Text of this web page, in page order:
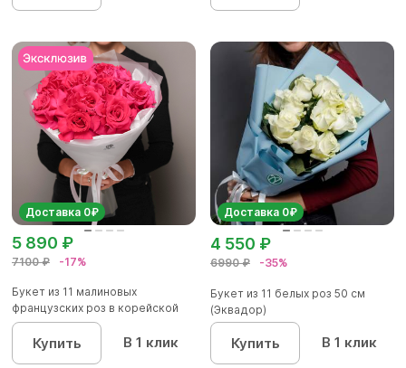
Доставка 0₽
7100 ₽ -17%
5 890 ₽
Букет из 11 малиновых
французских роз в корейской
матов...
Купить В 1 клик
Доставка 0₽
6990 ₽ -35%
4 550 ₽
Букет из 11 белых роз 50 см
(Эквадор)
Купить В 1 клик